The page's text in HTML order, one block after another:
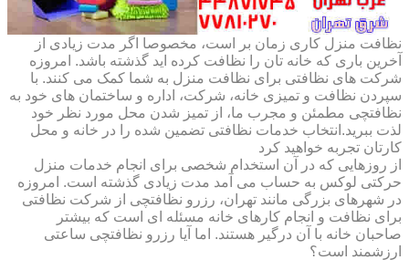
نظافت منزل کاری زمان بر است، مخصوصا اگر مدت زیادی از
آخرین باری که خانه تان را نظافت کرده اید گذشته باشد. امروزه
شرکت های نظافتی برای نظافت منزل به شما کمک می کنند. با
سپردن نظافت و تمیزی خانه، شرکت، اداره و ساختمان های خود به
نظافتچی مطمئن و مجرب ما، از تمیز شدن محل مورد نظر خود
لذت ببرید.انتخاب خدمات نظافتی تضمین شده را در خانه و محل
کارتان تجربه خواهید کرد
از روزهایی که در آن استخدام شخصی برای انجام خدمات منزل
حرکتی لوکس به حساب می آمد مدت زیادی گذشته است. امروزه
در شهرهای بزرگی مانند تهران، رزرو نظافتچی از شرکت نظافتی
برای نظافت و انجام کارهای خانه مسئله ای است که بیشتر
صاحبان خانه با آن درگیر هستند. اما آیا رزرو نظافتچی ساعتی
ارزشمند است؟